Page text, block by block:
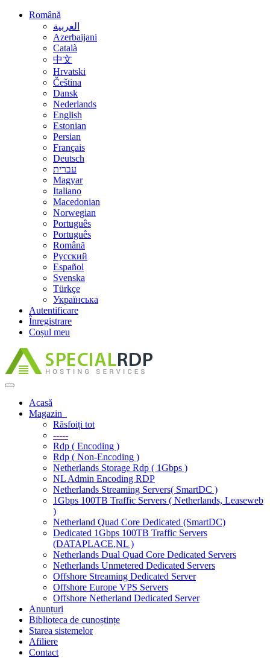
Română
العربية
Azerbaijani
Català
中文
Hrvatski
Čeština
Dansk
Nederlands
English
Estonian
Persian
Français
Deutsch
עברית
Magyar
Italiano
Macedonian
Norwegian
Português
Português
Română
Русский
Español
Svenska
Türkçe
Українська
Autentificare
Înregistrare
Coșul meu
Navigare
ToggleAcasă
Magazin
Răsfoiți tot
-----
Rdp ( Encoding )
Rdp ( Non-Encoding )
Netherlands Storage Rdp ( 1Gbps )
NL Admin Encoding RDP
Netherlands Streaming Servers( SmartDC )
1Gbps 100TB Traffic Servers ( Netherlands, Leaseweb
)
Netherland Quad Core Dedicated (SmartDC)
Dedicated 1Gbps 100TB Traffic Servers
(DATAPLACE,NL )
Netherlands Dual Quad Core Dedicated Servers
Netherlands Unmetered Dedicated Servers
Offshore Streaming Dedicated Server
Offshore Europe VPS Servers
Offshore Netherland Dedicated Server
Anunțuri
Biblioteca de cunoștințe
Starea sistemelor
Afiliere
Contact